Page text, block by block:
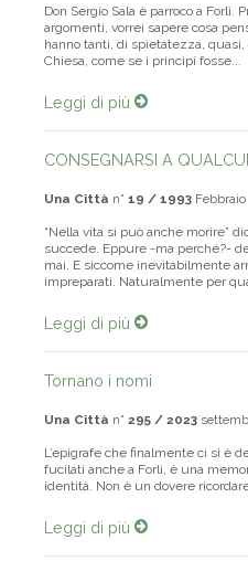
Don Sergio Sala è parroco a Forlì.
argomenti, vorrei sapere cosa
hanno tanti, di spietatezza,
Chiesa, come se i principi fosse...
Leggi di più
CONSEGNARSI A
Una Città n° 19 / 1993 Febbraio
“Nella vita si può anche morire”
succede. Eppure -ma perché?-
mai. E siccome inevitabilmente
impreparati. Naturalmente per
Leggi di più
Tornano i nomi
Una Città n° 295 / 2023
L’epigrafe che finalmente ci si è
fucilati anche a Forlì, è una
identità. Non è un dovere
Leggi di più